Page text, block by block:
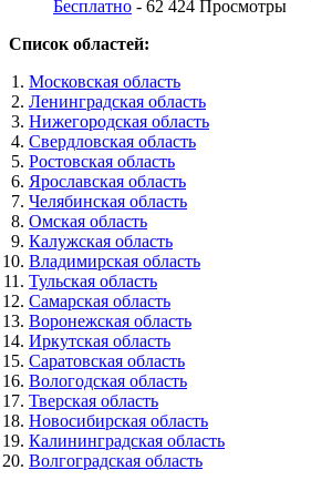
Бесплатно - 62 424 Просмотры
Список областей:
Московская область
Ленинградская область
Нижегородская область
Свердловская область
Ростовская область
Ярославская область
Челябинская область
Омская область
Калужская область
Владимирская область
Тульская область
Самарская область
Воронежская область
Иркутская область
Саратовская область
Вологодская область
Тверская область
Новосибирская область
Калининградская область
Волгоградская область